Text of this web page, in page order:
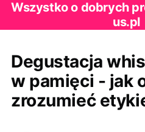
Wszystko o dobrych
us.pl
Degustacja
w pamięci - jak
zrozumieć